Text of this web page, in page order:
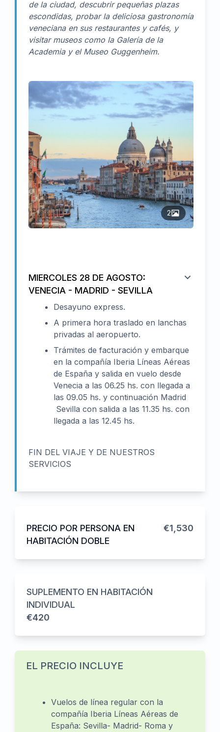
de la ciudad, descubrir pequeñas plazas
escondidas, probar la deliciosa gastronomía
veneciana en sus restaurantes y cafés, y
visitar museos como la Galería de la
Academia y el Museo Guggenheim.
2
MIERCOLES 28 DE AGOSTO:
VENECIA - MADRID - SEVILLA
Desayuno express.
A primera hora traslado en lanchas
privadas al aeropuerto.
Trámites de facturación y embarque
en la compañía Iberia Líneas Aéreas
de España y salida en vuelo desde
Venecia a las 06.25 hs. con llegada a
las 09.05 hs. y continuación Madrid
Sevilla con salida a las 11.35 hs. con
llegada a las 12.45 hs.
FIN DEL VIAJE Y DE NUESTROS
SERVICIOS
PRECIO POR PERSONA EN
HABITACIÓN DOBLE
€1,530
SUPLEMENTO EN HABITACIÓN
INDIVIDUAL
€420
EL PRECIO INCLUYE
Vuelos de línea regular con la
compañía Iberia Líneas Aéreas de
España: Sevilla- Madrid- Roma y